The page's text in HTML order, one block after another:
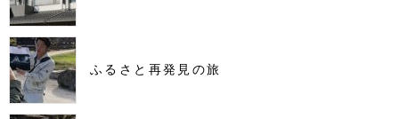
ふるさと再発見の旅